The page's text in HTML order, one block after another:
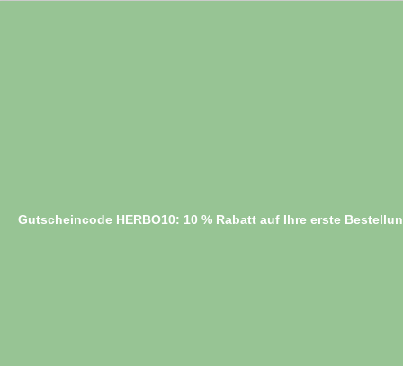
Gutscheincode HERBO10: 10 % Rabatt auf Ihre erste